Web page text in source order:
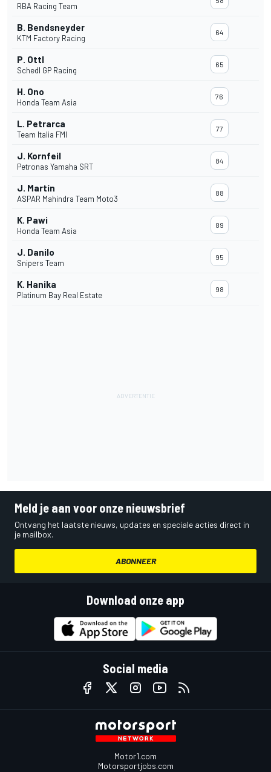
RBA Racing Team
B. Bendsneyder
KTM Factory Racing
64
P. Ottl
Schedl GP Racing
65
H. Ono
Honda Team Asia
76
L. Petrarca
Team Italia FMI
77
J. Kornfeil
Petronas Yamaha SRT
84
J. Martín
ASPAR Mahindra Team Moto3
88
K. Pawi
Honda Team Asia
89
J. Danilo
Snipers Team
95
K. Hanika
Platinum Bay Real Estate
98
Meld je aan voor onze nieuwsbrief
Ontvang het laatste nieuws, updates en speciale acties direct in
je mailbox.
ABONNEER
Download onze app
Social media
Motor1.com
Motorsportjobs.com